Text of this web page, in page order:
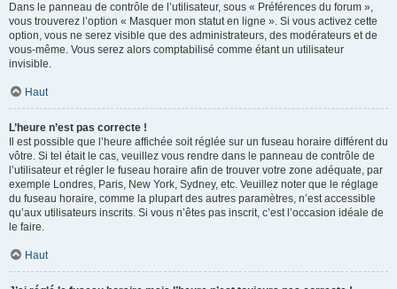
Dans le panneau de contrôle de l’utilisateur, sous « Préférences du forum »,
vous trouverez l’option « Masquer mon statut en ligne ». Si vous activez cette
option, vous ne serez visible que des administrateurs, des modérateurs et de
vous-même. Vous serez alors comptabilisé comme étant un utilisateur
invisible.
Haut
L’heure n’est pas correcte !
Il est possible que l’heure affichée soit réglée sur un fuseau horaire différent du
vôtre. Si tel était le cas, veuillez vous rendre dans le panneau de contrôle de
l’utilisateur et régler le fuseau horaire afin de trouver votre zone adéquate, par
exemple Londres, Paris, New York, Sydney, etc. Veuillez noter que le réglage
du fuseau horaire, comme la plupart des autres paramètres, n’est accessible
qu’aux utilisateurs inscrits. Si vous n’êtes pas inscrit, c’est l’occasion idéale de
le faire.
Haut